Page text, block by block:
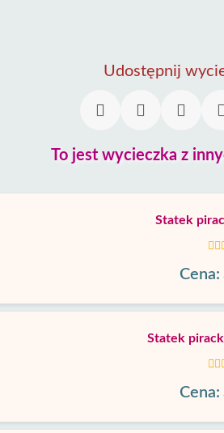
Udostępnij
To jest wycieczka z
Statek
Cena:
Statek
Cena: